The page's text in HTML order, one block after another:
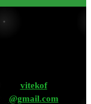
vitekof
@gmail.com